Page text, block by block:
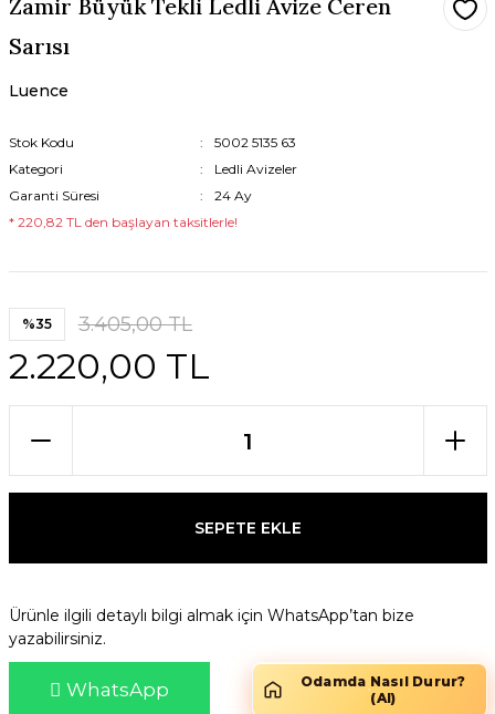
Zamir Büyük Tekli Ledli Avize Ceren
Sarısı
Luence
Stok Kodu
5002 5135 63
Kategori
Ledli Avizeler
Garanti Süresi
24 Ay
* 220,82 TL den başlayan taksitlerle!
%35 3.405,00 TL
2.220,00 TL
SEPETE EKLE
Ürünle ilgili detaylı bilgi almak için WhatsApp’tan bize
yazabilirsiniz.
WhatsApp
Odamda Nasıl Durur?
(AI)